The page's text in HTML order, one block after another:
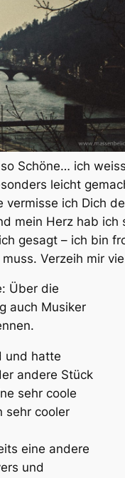
Schöne… ich
leicht
vermisse ich Dich
mein Herz hab ich
gesagt – ich bin
Verzeih mir
Über die
auch Musiker
und hatte
andere Stück
sehr coole
sehr cooler
eine andere
und